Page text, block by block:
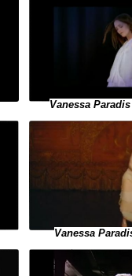
Vanessa
Vanessa